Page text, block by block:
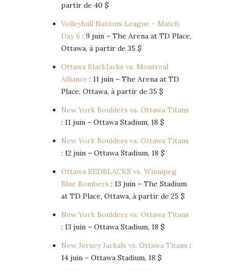
partir de 40 $
Volleyball Nations League – Match
Day 6 : 9 juin – The Arena at TD Place,
Ottawa, à partir de 35 $
Ottawa BlackJacks vs. Montreal
Alliance : 11 juin – The Arena at TD
Place, Ottawa, à partir de 35 $
New York Boulders vs. Ottawa Titans
: 11 juin – Ottawa Stadium, 18 $
New York Boulders vs. Ottawa Titans
: 12 juin – Ottawa Stadium, 18 $
Ottawa REDBLACKS vs. Winnipeg
Blue Bombers : 13 juin – The Stadium
at TD Place, Ottawa, à partir de 25 $
New York Boulders vs. Ottawa Titans
: 13 juin – Ottawa Stadium, 18 $
New Jersey Jackals vs. Ottawa Titans :
14 juin – Ottawa Stadium, 18 $